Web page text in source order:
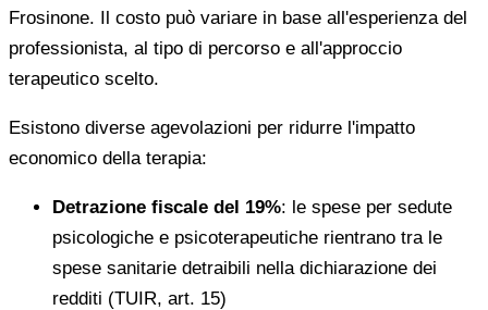
Frosinone. Il costo può variare in base all'esperienza del
professionista, al tipo di percorso e all'approccio
terapeutico scelto.
Esistono diverse agevolazioni per ridurre l'impatto
economico della terapia:
Detrazione fiscale del 19%: le spese per sedute
psicologiche e psicoterapeutiche rientrano tra le
spese sanitarie detraibili nella dichiarazione dei
redditi (TUIR, art. 15)